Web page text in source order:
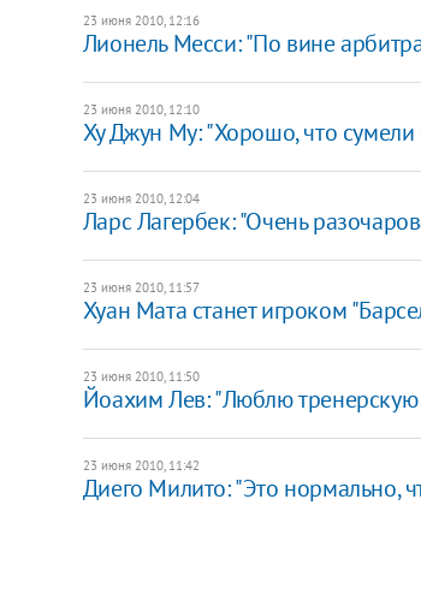
23 июня 2010, 12:16
Лионель Месси: "По вине
23 июня 2010, 12:10
Ху Джун Му: "Хорошо, что сумели
23 июня 2010, 12:04
Ларс Лагербек: "Очень
23 июня 2010, 11:57
Хуан Мата станет игроком
23 июня 2010, 11:50
Йоахим Лев: "Люблю
23 июня 2010, 11:42
Диего Милито: "Это нормально,